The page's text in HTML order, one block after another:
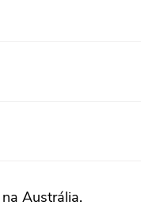
Austrália.